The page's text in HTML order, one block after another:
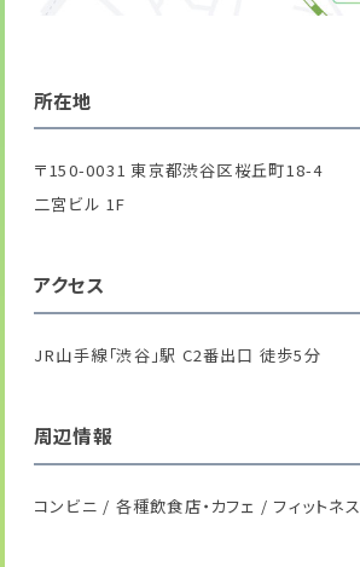
所在地
〒150-0031 東京都渋谷区桜丘町18-4
二宮ビル 1F
アクセス
JR山手線「渋谷」駅 C2番出口 徒歩5分
周辺情報
コンビニ / 各種飲食店・カフェ / フィットネ